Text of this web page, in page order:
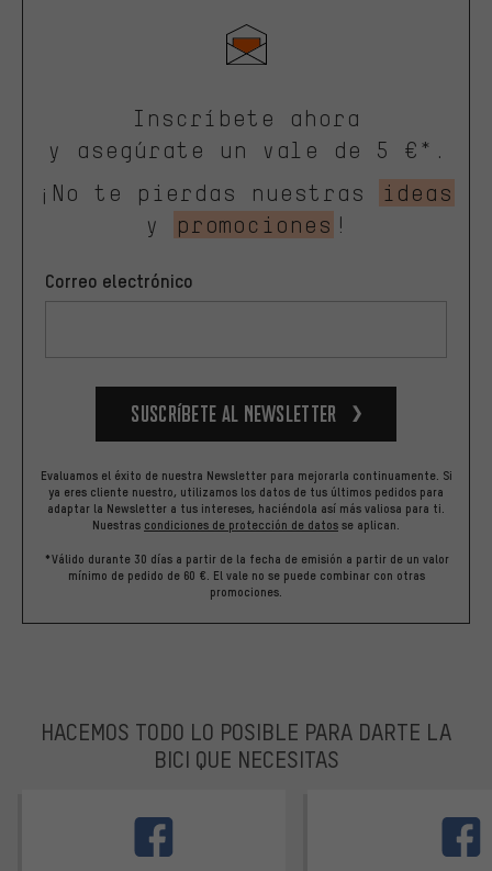
Inscríbete ahora
y asegúrate un vale de 5 €*.
¡No te pierdas nuestras
ideas
y
promociones !
Correo electrónico
Suscríbete al newsletter
Evaluamos el éxito de nuestra Newsletter para mejorarla continuamente. Si
ya eres cliente nuestro, utilizamos los datos de tus últimos pedidos para
adaptar la Newsletter a tus intereses, haciéndola así más valiosa para ti.
Nuestras condiciones de protección de datos se aplican.
*Válido durante 30 días a partir de la fecha de emisión a partir de un valor
mínimo de pedido de 60 €. El vale no se puede combinar con otras
promociones.
HACEMOS TODO LO POSIBLE PARA DARTE LA
BICI QUE NECESITAS